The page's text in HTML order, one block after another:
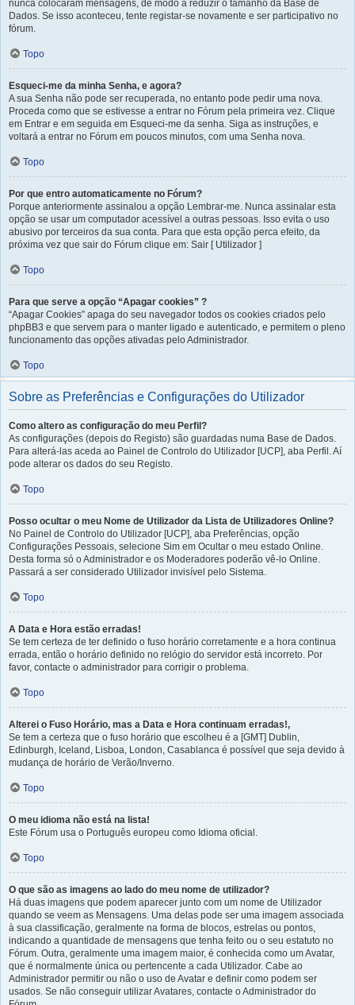
nunca colocaram mensagens, de modo a reduzir o tamanho da Base de
Dados. Se isso aconteceu, tente registar-se novamente e ser participativo no
fórum.
Topo
Esqueci-me da minha Senha, e agora?
A sua Senha não pode ser recuperada, no entanto pode pedir uma nova.
Proceda como que se estivesse a entrar no Fórum pela primeira vez. Clique
em Entrar e em seguida em Esqueci-me da senha. Siga as instruções, e
voltará a entrar no Fórum em poucos minutos, com uma Senha nova.
Topo
Por que entro automaticamente no Fórum?
Porque anteriormente assinalou a opção Lembrar-me. Nunca assinalar esta
opção se usar um computador acessível a outras pessoas. Isso evita o uso
abusivo por terceiros da sua conta. Para que esta opção perca efeito, da
próxima vez que sair do Fórum clique em: Sair [ Utilizador ]
Topo
Para que serve a opção “Apagar cookies” ?
“Apagar Cookies” apaga do seu navegador todos os cookies criados pelo
phpBB3 e que servem para o manter ligado e autenticado, e permitem o pleno
funcionamento das opções ativadas pelo Administrador.
Topo
Sobre as Preferências e Configurações do Utilizador
Como altero as configuração do meu Perfil?
As configurações (depois do Registo) são guardadas numa Base de Dados.
Para alterá-las aceda ao Painel de Controlo do Utilizador [UCP], aba Perfil. Aí
pode alterar os dados do seu Registo.
Topo
Posso ocultar o meu Nome de Utilizador da Lista de Utilizadores Online?
No Painel de Controlo do Utilizador [UCP], aba Preferências, opção
Configurações Pessoais, selecione Sim em Ocultar o meu estado Online.
Desta forma só o Administrador e os Moderadores poderão vê-lo Online.
Passará a ser considerado Utilizador invisível pelo Sistema.
Topo
A Data e Hora estão erradas!
Se tem certeza de ter definido o fuso horário corretamente e a hora continua
errada, então o horário definido no relógio do servidor está incorreto. Por
favor, contacte o administrador para corrigir o problema.
Topo
Alterei o Fuso Horário, mas a Data e Hora continuam erradas!,
Se tem a certeza que o fuso horário que escolheu é a [GMT] Dublin,
Edinburgh, Iceland, Lisboa, London, Casablanca é possível que seja devido à
mudança de horário de Verão/Inverno.
Topo
O meu idioma não está na lista!
Este Fórum usa o Português europeu como Idioma oficial.
Topo
O que são as imagens ao lado do meu nome de utilizador?
Há duas imagens que podem aparecer junto com um nome de Utilizador
quando se veem as Mensagens. Uma delas pode ser uma imagem associada
à sua classificação, geralmente na forma de blocos, estrelas ou pontos,
indicando a quantidade de mensagens que tenha feito ou o seu estatuto no
Fórum. Outra, geralmente uma imagem maior, é conhecida como um Avatar,
que é normalmente única ou pertencente a cada Utilizador. Cabe ao
Administrador permitir ou não o uso de Avatar e definir como podem ser
usados. Se não conseguir utilizar Avatares, contacte o Administrador do